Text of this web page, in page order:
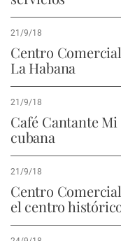
21/9/18
Centro
La Habana
21/9/18
Café Cantante
cubana
21/9/18
Centro
el centro